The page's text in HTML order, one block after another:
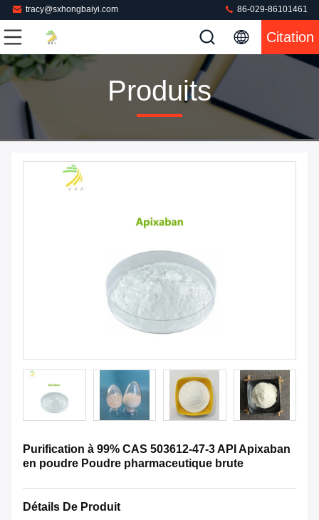
tracy@sxhongbaiyi.com 86-029-86101461
Citation
Produits
Purification à 99% CAS 503612-47-3 API Apixaban
en poudre Poudre pharmaceutique brute
Détails De Produit